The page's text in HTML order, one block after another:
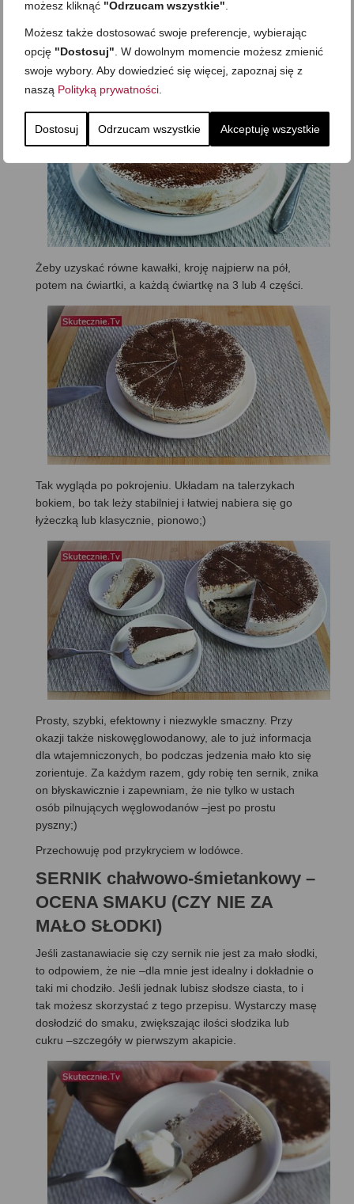
możesz kliknąć "Odrzucam wszystkie"
Możesz także dostosować swoje preferencje, wybierając
opcję "Dostosuj" . W dowolnym momencie możesz zmienić
swoje wybory. Aby dowiedzieć się więcej, zapoznaj się z
naszą Polityką prywatności
Dostosuj Odrzucam wszystkie Akceptuję wszystkie
KROJENIE
Schłodzony wyjmuję, zdejmuję przykrycie i można kroić:
obwodzę nożem wzdłuż rantów tortownicy i otwieram ją.
Żeby uzyskać równe kawałki, kroję najpierw na pół,
potem na ćwiartki, a każdą ćwiartkę na 3 lub 4 części.
Tak wygląda po pokrojeniu. Układam na talerzykach
bokiem, bo tak leży stabilniej i łatwiej nabiera się go
łyżeczką lub klasycznie, pionowo;)
Prosty, szybki, efektowny i niezwykle smaczny. Przy
okazji także niskowęglowodanowy, ale to już informacja
dla wtajemniczonych, bo podczas jedzenia mało kto się
zorientuje. Za każdym razem, gdy robię ten sernik, znika
on błyskawicznie i zapewniam, że nie tylko w ustach
osób pilnujących węglowodanów –jest po prostu
pyszny;)
Przechowuję pod przykryciem w lodówce.
SERNIK chałwowo-śmietankowy –
OCENA SMAKU (CZY NIE ZA
MAŁO SŁODKI)
Jeśli zastanawiacie się czy sernik nie jest za mało słodki,
to odpowiem, że nie –dla mnie jest idealny i dokładnie o
taki mi chodziło. Jeśli jednak lubisz słodsze ciasta, to i
tak możesz skorzystać z tego przepisu. Wystarczy masę
dosłodzić do smaku, zwiększając ilości słodzika lub
cukru –szczegóły w pierwszym akapicie.